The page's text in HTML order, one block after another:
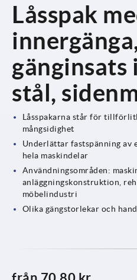
Låsspak
stål,
Låsspakarna står för
mångsidighet
Underlättar fastspänning av
hela maskindelar
Användningsområden:
anläggningskonstruktion,
möbelindustri
Olika gängstorlekar och